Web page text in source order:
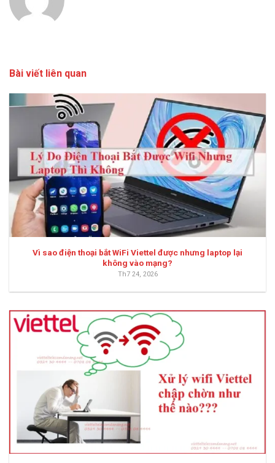
Bài viết liên quan
Vì sao điện thoại bắt WiFi Viettel được nhưng laptop lại
không vào mạng?
Th7 24, 2026